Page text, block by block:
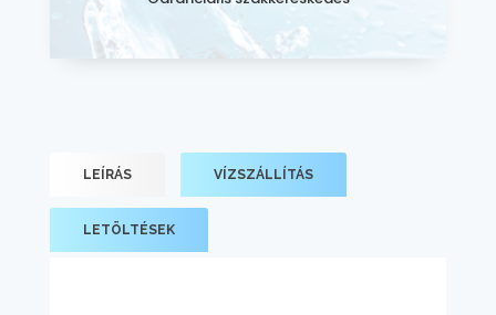
LEÍRÁS VÍZSZÁLLÍTÁS
LETÖLTÉSEK